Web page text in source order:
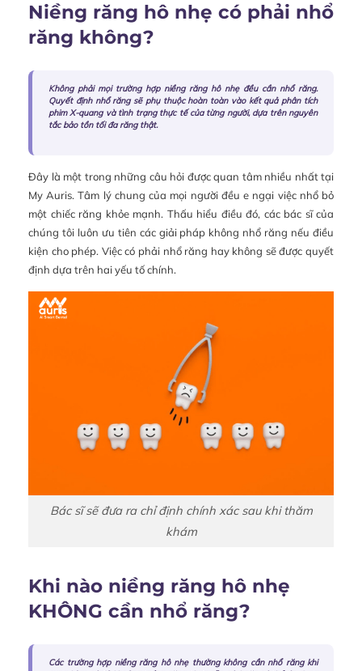
Niềng răng hô nhẹ có phải nhổ
răng không?
Không phải mọi trường hợp niềng răng hô nhẹ đều cần nhổ răng.
Quyết định nhổ răng sẽ phụ thuộc hoàn toàn vào kết quả phân tích
phim X-quang và tình trạng thực tế của từng người, dựa trên nguyên
tắc bảo tồn tối đa răng thật.
Đây là một trong những câu hỏi được quan tâm nhiều nhất tại
My Auris. Tâm lý chung của mọi người đều e ngại việc nhổ bỏ
một chiếc răng khỏe mạnh. Thấu hiểu điều đó, các bác sĩ của
chúng tôi luôn ưu tiên các giải pháp không nhổ răng nếu điều
kiện cho phép. Việc có phải nhổ răng hay không sẽ được quyết
định dựa trên hai yếu tố chính.
Bác sĩ sẽ đưa ra chỉ định chính xác sau khi thăm
khám
Khi nào niềng răng hô nhẹ
KHÔNG cần nhổ răng?
Các trường hợp niềng răng hô nhẹ thường không cần nhổ răng khi